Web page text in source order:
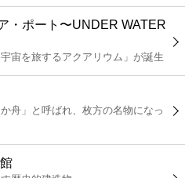
・ポート〜UNDER WATER
宙を旅するアクアリウム」が誕生
舟」と呼ばれ、枚方の名物になっ